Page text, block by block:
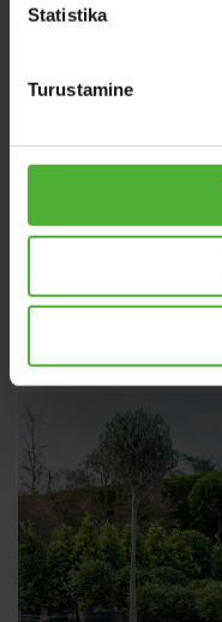
Statistika
Turustamine
Oerstediana